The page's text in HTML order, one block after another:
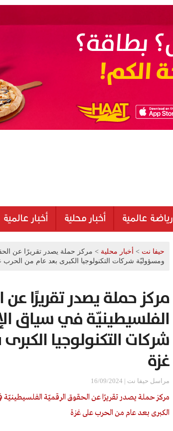
رياضة عالمية أخبار محلية أخبار عالمية
حيفا نت > أخبار محلية > مركز حملة يصدر تقريرًا عن
ومسؤوليّة شركات التكنولوجيا الكبرى بعد عام من
مركز حملة يصدر تقريرًا
الفلسيطينيّة في سياق
شركات التكنولوجيا
غزة
مراسل حيفا نت | 16/09/2024
مركز حملة يصدر تقريرًا عن الحقوق الرقميّة الفلسيطينيّة
الكبرى بعد عام من الحرب على غزة